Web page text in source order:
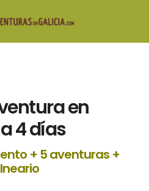
en
4 días
+ 5 aventuras +